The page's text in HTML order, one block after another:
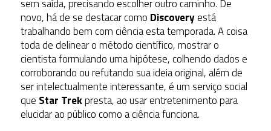
sem saída, precisando escolher outro caminho. De
novo, há de se destacar como Discoveryestá
trabalhando bem com ciência esta temporada. A coisa
toda de delinear o método científico, mostrar o
cientista formulando uma hipótese, colhendo dados e
corroborando ou refutando sua ideia original, além de
ser intelectualmente interessante, é um serviço social
que Star Trekpresta, ao usar entretenimento para
elucidar ao público como a ciência funciona.